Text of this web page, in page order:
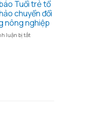
Tháp
làm
việc
công
Đại
Hội
Đồng
Tuổi trẻ tổ
chuyển đổi
nông nghiệp
luận bị tắtở